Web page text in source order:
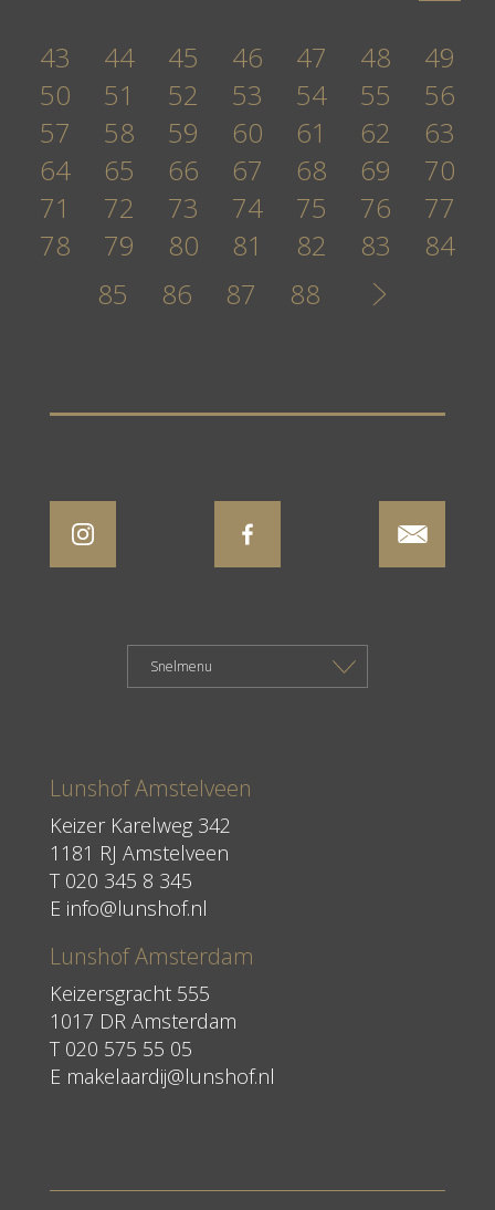
43 44 45 46 47 48
49
50
51 52 53 54 55
56
57
58 59 60 61 62
63
64
65 66 67 68 69
70
71
72 73 74 75 76
77
78
79 80 81 82 83
84
85
86 87 88
Lunshof Amstelveen
Keizer Karelweg 342
1181 RJ Amstelveen
T 020 345 8 345
E info@lunshof.nl
Lunshof Amsterdam
Keizersgracht 555
1017 DR Amsterdam
T 020 575 55 05
E makelaardij@lunshof.nl